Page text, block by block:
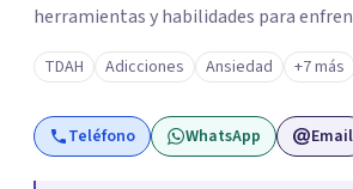
herramientas y habilidades para
la vida en su día a día. Creo firmemente
posee la capacidad de transformar su
consiste en acompañar a cada persona
con empatía, profesionalismo,
TDAH Adicciones Ansiedad +7 más
Teléfono WhatsApp Email